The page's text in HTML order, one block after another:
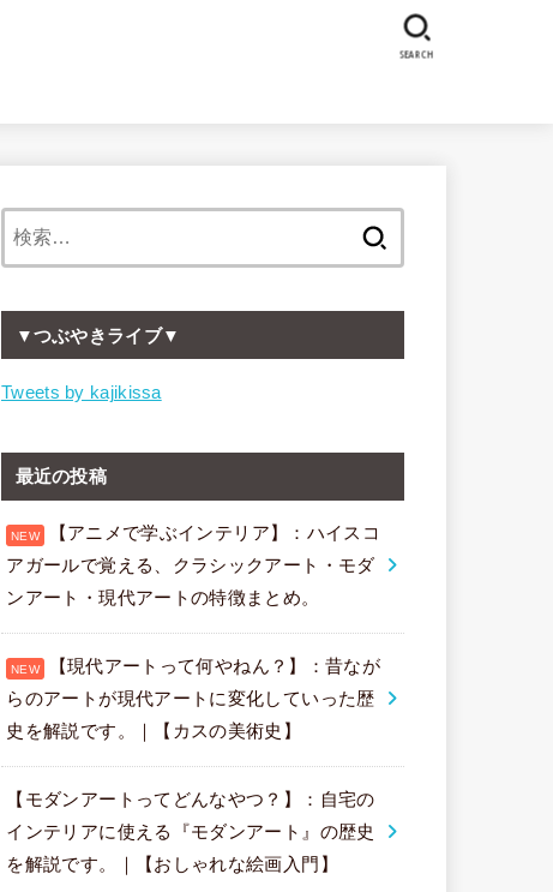
SEARCH
▼つぶやきライブ▼
Tweets by kajikissa
最近の投稿
【アニメで学ぶインテリア】：ハイスコ
アガールで覚える、クラシックアート・モダ
ンアート・現代アートの特徴まとめ。
【現代アートって何やねん？】：昔なが
らのアートが現代アートに変化していった歴
史を解説です。｜【カスの美術史】
【モダンアートってどんなやつ？】：自宅の
インテリアに使える『モダンアート』の歴史
を解説です。｜【おしゃれな絵画入門】